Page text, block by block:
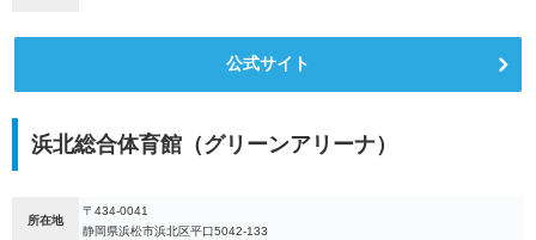
公式サイト
浜北総合体育館（グリーンアリーナ）
所在地
〒434-0041
静岡県浜松市浜北区平口5042-133